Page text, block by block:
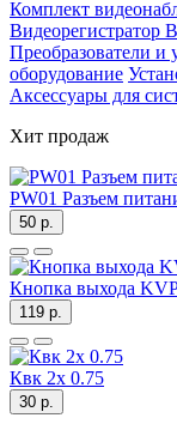
Комплект
Видеорегистратор
Преобразователи и
оборудование
Аксессуары для
Хит продаж
PW01 Разъем
50 р.
Кнопка выхода
119 р.
Квк 2х 0.75
30 р.